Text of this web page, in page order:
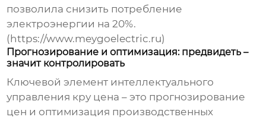
позволила снизить потребление
электроэнергии на 20%.
(https://www.meygoelectric.ru)
Прогнозирование и оптимизация: предвидеть –
значит контролировать
Ключевой элемент интеллектуального
управления кру цена – это прогнозирование
цен и оптимизация производственных